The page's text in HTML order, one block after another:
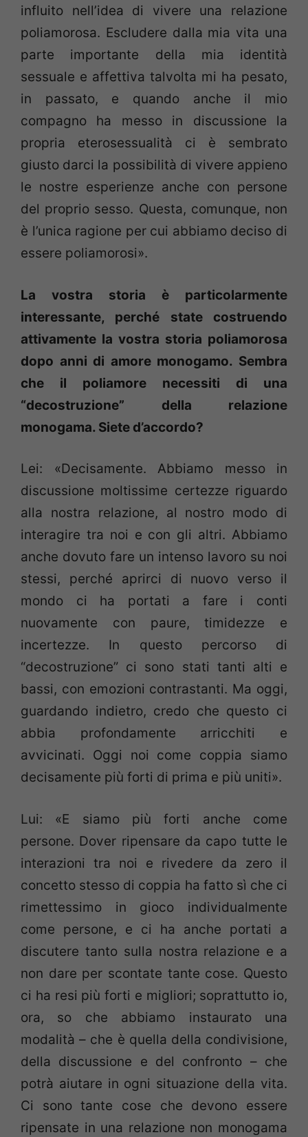
influito nell’idea di vivere una relazione
poliamorosa. Escludere dalla mia vita una
parte importante della mia identità
sessuale e affettiva talvolta mi ha pesato,
in passato, e quando anche il mio
compagno ha messo in discussione la
propria eterosessualità ci è sembrato
giusto darci la possibilità di vivere appieno
le nostre esperienze anche con persone
del proprio sesso. Questa, comunque, non
è l’unica ragione per cui abbiamo deciso di
essere poliamorosi».
La vostra storia è particolarmente
interessante, perché state costruendo
attivamente la vostra storia poliamorosa
dopo anni di amore monogamo. Sembra
che il poliamore necessiti di una
“decostruzione” della relazione
monogama. Siete d’accordo?
Lei: «Decisamente. Abbiamo messo in
discussione moltissime certezze riguardo
alla nostra relazione, al nostro modo di
interagire tra noi e con gli altri. Abbiamo
anche dovuto fare un intenso lavoro su noi
stessi, perché aprirci di nuovo verso il
mondo ci ha portati a fare i conti
nuovamente con paure, timidezze e
incertezze. In questo percorso di
“decostruzione” ci sono stati tanti alti e
bassi, con emozioni contrastanti. Ma oggi,
guardando indietro, credo che questo ci
abbia profondamente arricchiti e
avvicinati. Oggi noi come coppia siamo
decisamente più forti di prima e più uniti».
Lui: «E siamo più forti anche come
persone. Dover ripensare da capo tutte le
interazioni tra noi e rivedere da zero il
concetto stesso di coppia ha fatto sì che ci
rimettessimo in gioco individualmente
come persone, e ci ha anche portati a
discutere tanto sulla nostra relazione e a
non dare per scontate tante cose. Questo
ci ha resi più forti e migliori; soprattutto io,
ora, so che abbiamo instaurato una
modalità – che è quella della condivisione,
della discussione e del confronto – che
potrà aiutare in ogni situazione della vita.
Ci sono tante cose che devono essere
ripensate in una relazione non monogama